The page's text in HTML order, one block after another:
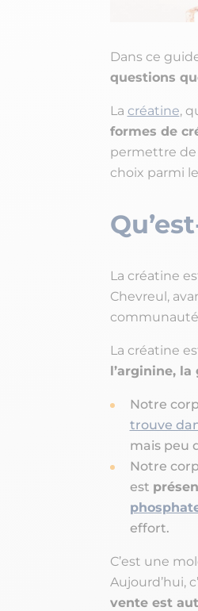
Dans ce
questions
La créatine,
formes de
permettre de
choix parmi
La créatine
Chevreul,
La créatine
l’arginine,
Notre
trouve
mais peu
Notre
est
effort.
C’est une
Aujourd’hui,
vente est